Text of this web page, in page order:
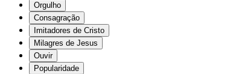
Orgulho
Consagração
Imitadores de Cristo
Milagres de Jesus
Ouvir
Popularidade